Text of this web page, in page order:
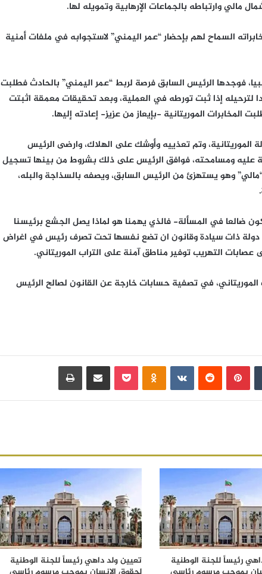
مالي وارتباطه بالجماعات الإرهابية وتمويله لها.
السماح لهم بإحضار “عمر اليمني” لاستجوابه في ملفات أمنية
في ليبيا، فوجدها الرئيس السابق فرصة لربط “عمر اليمني” بالحادث فطلبت
لترحيله إذا ثبت تورطه في العملية، وبعد تحقيقات معمقة اثبتت
المخابرات الموريتانية -بإيعاز من عزيز- إعادته إليها.
وتم تعذييه وأوشك على الهلاك، وارضى الرئيس
عليه ومسامحته، فوافق الرئيس على ذلك بشروط من بينها تسجيل
وهو يستهزئ من الرئيس السابق، ويصفه بالسذاجة والبله،
ضالعا في المسألة- فالذي يهمنا هو لماذا يصل الجشع برئيسنا
دولة ذات سيادة وقانون ان تضع نفسها تحت تصرف رئيس في اغراض
التهريب توفير مناطق آمنة على التراب الموريتاني.
في تصفية حسابات خارجة عن القانون لصالح الرئيس
بينتيريست بوكيت مشاركة عبر البريد
رئيساً للجنة الوطنية
تعيين ولد داهي رئيساً للجنة الوطنية